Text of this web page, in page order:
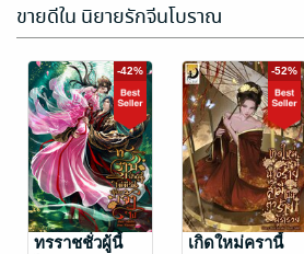
เมียลับหมอร้าย
พราวพริ้ม (พลิ้ว
อ่อน)
นิยายโรมานซ์
วัตถุใจไว
บีวีเหมียว
นิยายโรมานซ์
ขายดีใน นิยายรักจีนโบราณ
-42%
ทรราชชั่วผู้นี้
-52%
เกิดใหม่ครานี้